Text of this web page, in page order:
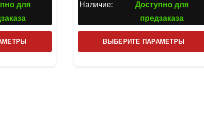
для
товар
Наличие:
Доступно для
предзаказа
ВЫБЕРИТЕ ПАРАМЕТРЫ